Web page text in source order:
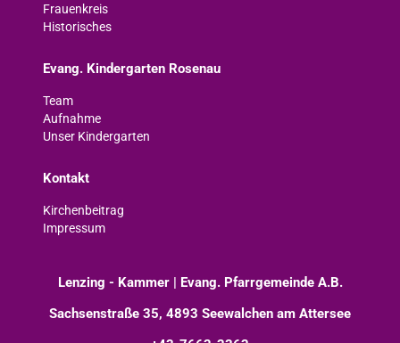
Frauenkreis
Historisches
Evang. Kindergarten Rosenau
Team
Aufnahme
Unser Kindergarten
Kontakt
Kirchenbeitrag
Impressum
Lenzing - Kammer | Evang. Pfarrgemeinde A.B.
Sachsenstraße 35, 4893 Seewalchen am Attersee